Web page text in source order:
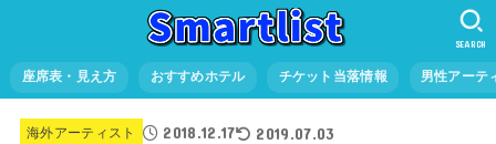
座席表・見え方 おすすめホテル チケット当落情報 男性アーテ
SEARCH
海外アーティスト 2018.12.17 2019.07.03